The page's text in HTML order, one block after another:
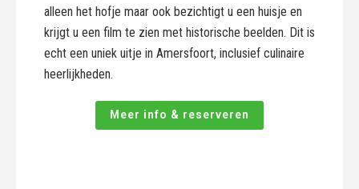
alleen het hofje maar ook bezichtigt u een huisje en
krijgt u een film te zien met historische beelden. Dit is
echt een uniek uitje in Amersfoort, inclusief culinaire
heerlijkheden.
Meer info & reserveren